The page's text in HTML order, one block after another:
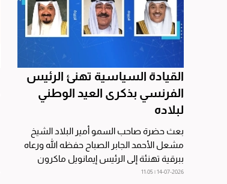
القيادة السياسية تهنئ الرئيس
الفرنسي بذكرى العيد الوطني
لبلاده
بعث حضرة صاحب السمو أمير البلاد الشيخ
مشعل الأحمد الجابر الصباح حفظه الله ورعاه
ببرقية تهنئة إلى الرئيس إيمانويل ماكرون
رئيس الجمهورية...
14-07-2026 | 11:05